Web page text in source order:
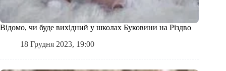
Відомо, чи буде вихідний у школах Буковини на Різдво
18 Грудня 2023, 19:00